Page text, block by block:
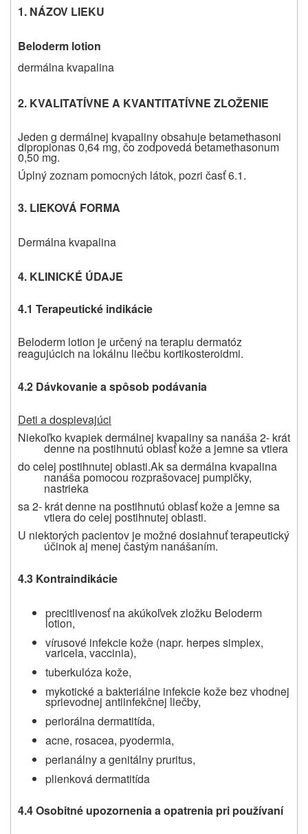
1. NÁZOV LIEKU
Beloderm lotion
dermálna kvapalina
2. KVALITATÍVNE A KVANTITATÍVNE ZLOŽENIE
Jeden g dermálnej kvapaliny obsahuje betamethasoni
dipropionas 0,64 mg, čo zodpovedá betamethasonum
0,50 mg.
Úplný zoznam pomocných látok, pozri časť 6.1.
3. LIEKOVÁ FORMA
Dermálna kvapalina
4. KLINICKÉ ÚDAJE
4.1 Terapeutické indikácie
Beloderm lotion je určený na terapiu dermatóz
reagujúcich na lokálnu liečbu kortikosteroidmi.
4.2 Dávkovanie a spôsob podávania
Deti a dospievajúci
Niekoľko kvapiek dermálnej kvapaliny sa nanáša 2- krát
denne na postihnutú oblasť kože a jemne sa vtiera
do celej postihnutej oblasti.Ak sa dermálna kvapalina
nanáša pomocou rozprašovacej pumpičky,
nastrieka
sa 2- krát denne na postihnutú oblasť kože a jemne sa
vtiera do celej postihnutej oblasti.
U niektorých pacientov je možné dosiahnuť terapeutický
účinok aj menej častým nanášaním.
4.3 Kontraindikácie
precitlivenosť na akúkoľvek zložku Beloderm
lotion,
vírusové infekcie kože (napr. herpes simplex,
varicela, vaccinia),
tuberkulóza kože,
mykotickéa bakteriálne infekcie kože bez vhodnej
sprievodnej antiinfekčnej liečby,
periorálna dermatitída,
acne, rosacea, pyodermia,
perianálny a genitálny pruritus,
plienková dermatitída
4.4 Osobitné upozornenia a opatrenia pri používaní